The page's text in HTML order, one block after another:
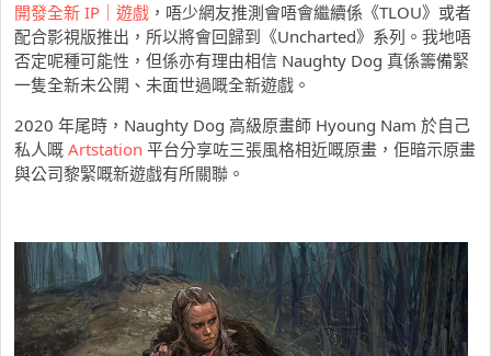
開發全新 IP｜遊戲 ，唔少網友推測會唔會繼續係《TLOU》或者
配合影視版推出，所以將會回歸到《Uncharted》系列。我地唔
否定呢種可能性，但係亦有理由相信 Naughty Dog 真係籌備緊
一隻全新未公開、未面世過嘅全新遊戲。
2020 年尾時，Naughty Dog 高級原畫師 Hyoung Nam 於自己
私人嘅 Artstation 平台分享咗三張風格相近嘅原畫，佢暗示原畫
與公司黎緊嘅新遊戲有所關聯。